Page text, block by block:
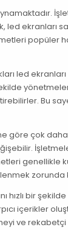
ekranları
popüler
led
Bu
göre çok
genellikle
zorunda
bir
içerikler
ve